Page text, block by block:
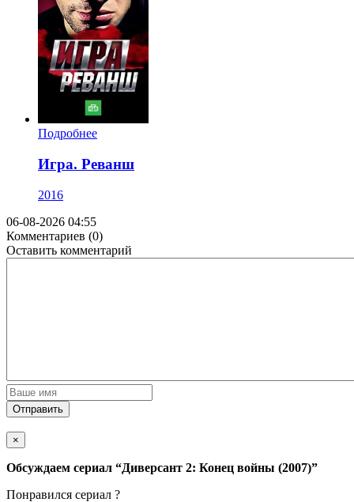
Подробнее
Игра. Реванш
2016
06-08-2026 04:55
Комментариев (0)
Оставить комментарий
Отправить
×
Обсуждаем cериал “Диверсант 2: Конец войны (2007)”
Понравился cериал ?